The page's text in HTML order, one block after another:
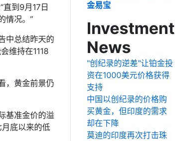
到9月17日
情况。”
中总结昨天的
维持在1118
，黄金前景仍
基准金价的溢
底以来的低
金易宝
Investment
News
"创纪录的逆差"让铂金投
资在1000美元价格获得
支持
中国以创纪录的价格购
买黄金，但印度的需求
却在下降
莫迪的印度再次打击珠